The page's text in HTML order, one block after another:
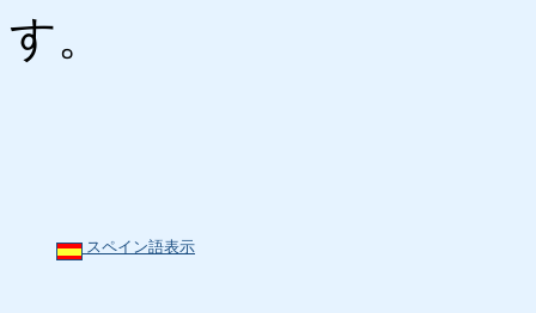
す。
スペイン語表示